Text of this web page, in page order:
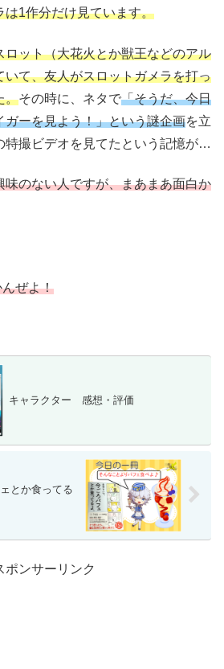
は1作分だけ見ています。
ロット（大花火とか獣王などのアル
いて、友人がスロットガメラを打っ
。その時に、ネタで「そうだ、今日
ガーを見よう！」という謎企画を立
特撮ビデオを見てたという記憶が…
味のない人ですが、まあまあ面白か
ぜよ！
キャラクター 感想・評価
とか食ってる
ポンサーリンク